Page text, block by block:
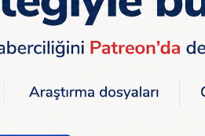
Fahrettin Koca'ya 7 yıldır